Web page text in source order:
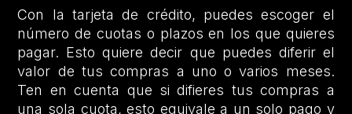
Con la tarjeta de crédito, puedes escoger el
número de cuotas o plazos en los que quieres
pagar. Esto quiere decir que puedes diferir el
valor de tus compras a uno o varios meses.
Ten en cuenta que si difieres tus compras a
una sola cuota, esto equivale a un solo pago y